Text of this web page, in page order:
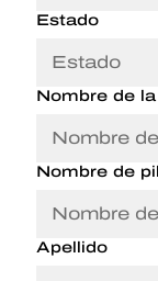
Estado
Nombre de
Nombre de
Apellido